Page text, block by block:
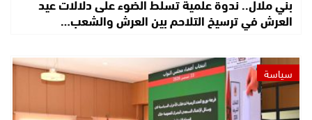
العرش في ترسيخ التلاحم بين العرش والشعب…
سياسة